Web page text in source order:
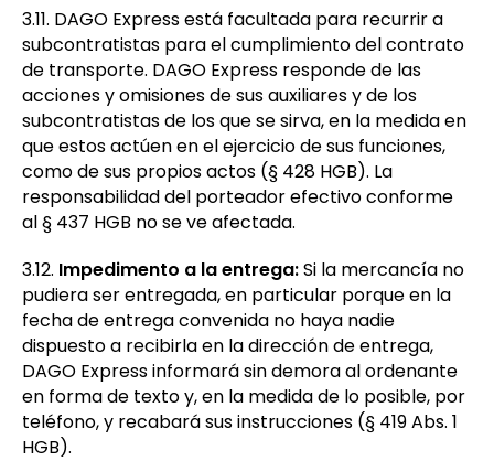
3.11. DAGO Express está facultada para recurrir a
subcontratistas para el cumplimiento del contrato
de transporte. DAGO Express responde de las
acciones y omisiones de sus auxiliares y de los
subcontratistas de los que se sirva, en la medida en
que estos actúen en el ejercicio de sus funciones,
como de sus propios actos (§ 428 HGB). La
responsabilidad del porteador efectivo conforme
al § 437 HGB no se ve afectada.
3.12. Impedimento a la entrega:Si la mercancía no
pudiera ser entregada, en particular porque en la
fecha de entrega convenida no haya nadie
dispuesto a recibirla en la dirección de entrega,
DAGO Express informará sin demora al ordenante
en forma de texto y, en la medida de lo posible, por
teléfono, y recabará sus instrucciones (§ 419 Abs. 1
HGB).